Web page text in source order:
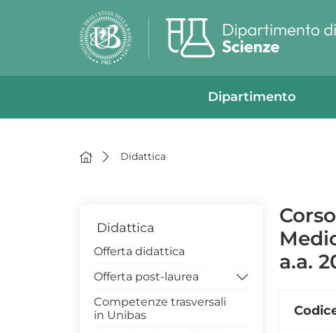
Dipartimento
Didattica
a.a.
Didattica
Offerta didattica
Offerta post-laurea
Assicurazione di Qualità
Competenze trasversali
in Unibas